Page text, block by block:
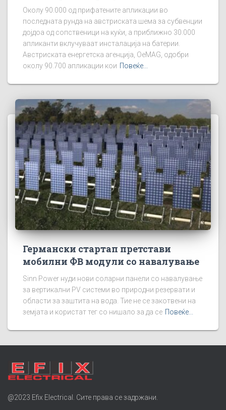
Околу 90.000 од прифатените апликации во
последната рунда на австриската шема за субвенции
дојдоа од сопственици на куќи, а приближно 30.000
апликанти вклучуваат инсталација на батерии.
Австриската енергетска агенција, OeMAG, одобри
околу 90.700 апликации кои Повеќе...
Германски стартап претстави
мобилни ФВ модули со навалување
Sinn Power нуди нови соларни панели со навалување
за вертикални PV системи во природни резервати и
области за заштита на вода. Тие не се закотвени на
земјата и користат тег со нишало за да се Повеќе...
@2023 Efix Electrical. Сите права се задржани.